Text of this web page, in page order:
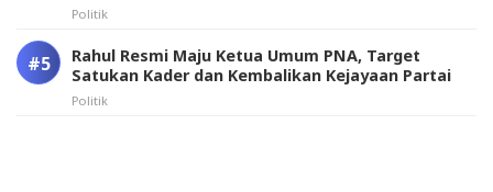
Politik
Rahul Resmi Maju Ketua Umum PNA, Target
Satukan Kader dan Kembalikan Kejayaan Partai
Politik